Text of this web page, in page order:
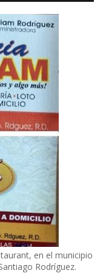
en el municipio
Rodríguez.